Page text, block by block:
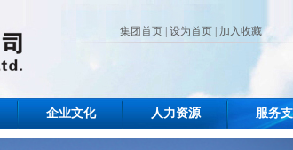
集团首页 设为首页 加入收藏
企业文化 人力资源 服务